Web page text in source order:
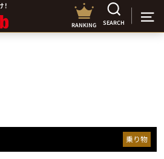
RANKING SEARCH
乗り物